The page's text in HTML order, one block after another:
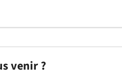
venir ?